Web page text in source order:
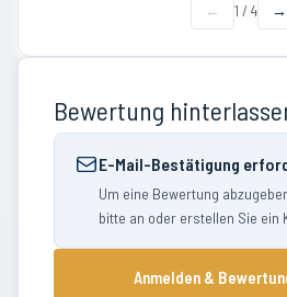
← 1 / 4 →
Bewertung
E-Mail-Bestätigung
Um eine Bewertung
bitte an oder erstellen Sie ein
Anmelden &